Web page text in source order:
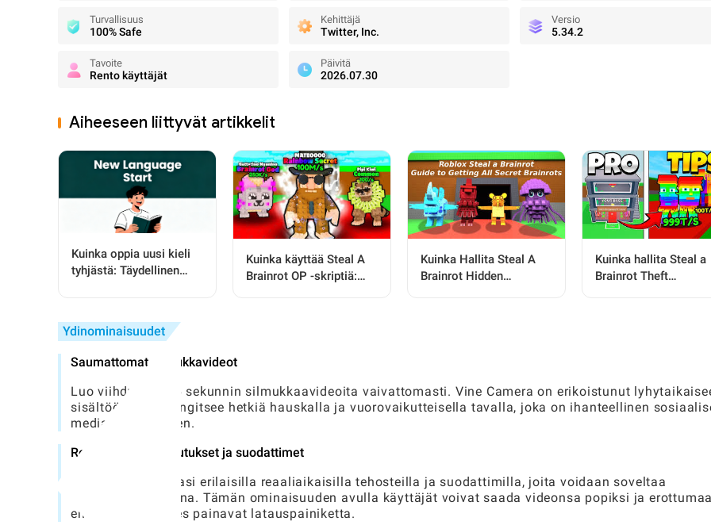
Turvallisuus
100% Safe
Kehittäjä
Twitter, Inc.
Versio
5.34.2
Tavoite
Rento käyttäjät
Päivitä
2026.07.30
Aiheeseen liittyvät artikkelit
Kuinka oppia uusi kieli
tyhjästä: Täydellinen
Kuinka käyttää Steal A
Brainrot OP -skriptiä:
Kuinka Hallita Steal A
Brainrot Hidden
Kuinka hallita Steal a
Brainrot Theft
Ydinominaisuudet
Saumattomat silmukkavideot
Luo viihdyttäviä 6 sekunnin silmukkaavideoita vaivattomasti. Vine Camera on erikoistunut
sisältöön, joka vangitsee hetkiä hauskalla ja vuorovaikutteisella tavalla, joka on ihanteellinen
median jakamiseen.
Reaaliaikaiset vaikutukset ja suodattimet
Paranna luovuuttasi erilaisilla reaaliaikaisilla tehosteilla ja suodattimilla, joita voidaan soveltaa
tallennuksen aikana. Tämän ominaisuuden avulla käyttäjät voivat saada videonsa popiksi ja
ennen kuin he edes painavat latauspainiketta.